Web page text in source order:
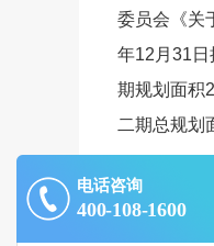
委员会《关
年12月31日
期规划面积
二期总规划
一、
电话咨询
400-108-1600